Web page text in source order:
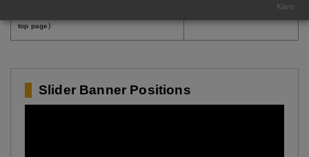
top page）
※VAT or taxes are excluded
Slider Banner Positions
Klaro